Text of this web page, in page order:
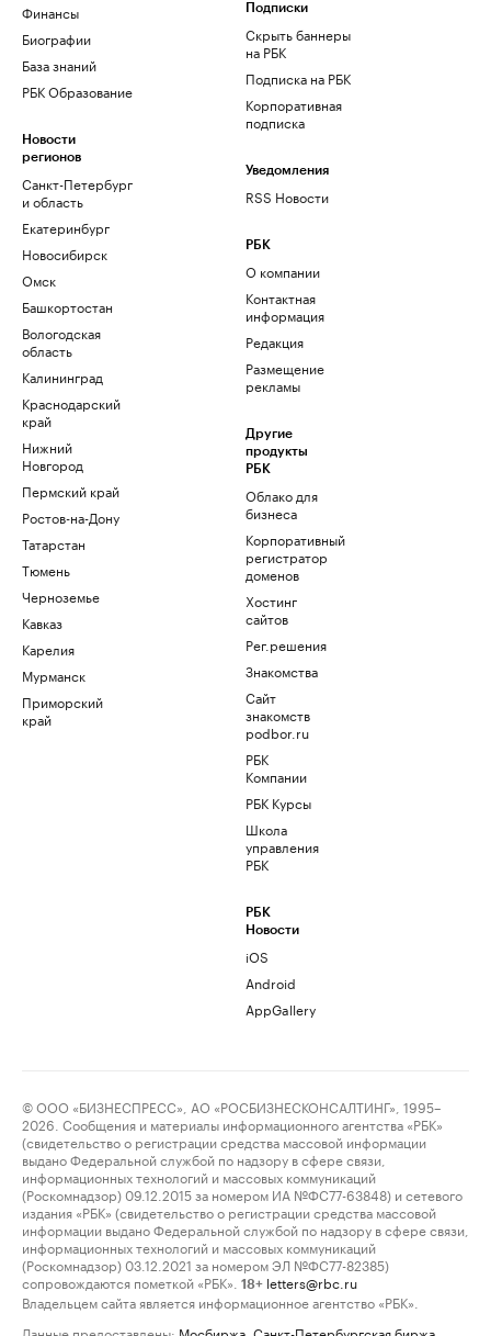
Финансы
Биографии
База знаний
РБК Образование
Новости
регионов
Санкт-Петербург
и область
Екатеринбург
Новосибирск
Омск
Башкортостан
Вологодская
область
Калининград
Краснодарский
край
Нижний
Новгород
Пермский край
Ростов-на-Дону
Татарстан
Тюмень
Черноземье
Кавказ
Карелия
Мурманск
Приморский
край
Подписки
Скрыть баннеры
на РБК
Подписка на РБК
Корпоративная
подписка
Уведомления
RSS Новости
РБК
О компании
Контактная
информация
Редакция
Размещение
рекламы
Другие
продукты
РБК
Облако для
бизнеса
Корпоративный
регистратор
доменов
Хостинг
сайтов
Рег.решения
Знакомства
Сайт
знакомств
podbor.ru
РБК
Компании
РБК Курсы
Школа
управления
РБК
РБК
Новости
iOS
Android
AppGallery
© ООО «БИЗНЕСПРЕСС», АО «РОСБИЗНЕСКОНСАЛТИНГ», 1995–
2026. Сообщения и материалы информационного агентства «РБК»
(свидетельство о регистрации средства массовой информации
выдано Федеральной службой по надзору в сфере связи,
информационных технологий и массовых коммуникаций
(Роскомнадзор) 09.12.2015 за номером ИА №ФС77-63848) и сетевого
издания «РБК» (свидетельство о регистрации средства массовой
информации выдано Федеральной службой по надзору в сфере связи,
информационных технологий и массовых коммуникаций
(Роскомнадзор) 03.12.2021 за номером ЭЛ №ФС77-82385)
сопровождаются пометкой «РБК».
18+ letters@rbc.ru
Владельцем сайта является информационное агентство «РБК».